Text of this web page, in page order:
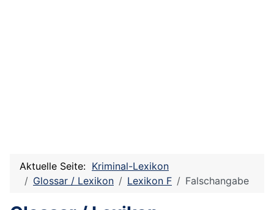
Aktuelle Seite: Kriminal-Lexikon
Glossar / Lexikon
Lexikon F Falschangabe